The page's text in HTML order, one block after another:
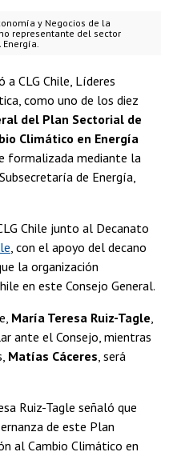
y Negocios de la
representante del sector
Energía.
a CLG Chile, Líderes
como uno de los diez
del Plan Sectorial de
Climático en Energía
formalizada mediante la
de Energía,
Chile junto al Decanato
, con el apoyo del decano
la organización
en este Consejo General.
María Teresa Ruiz-Tagle,
ante el Consejo, mientras
Matías Cáceres, será
Ruiz-Tagle señaló que
de este Plan
al Cambio Climático en